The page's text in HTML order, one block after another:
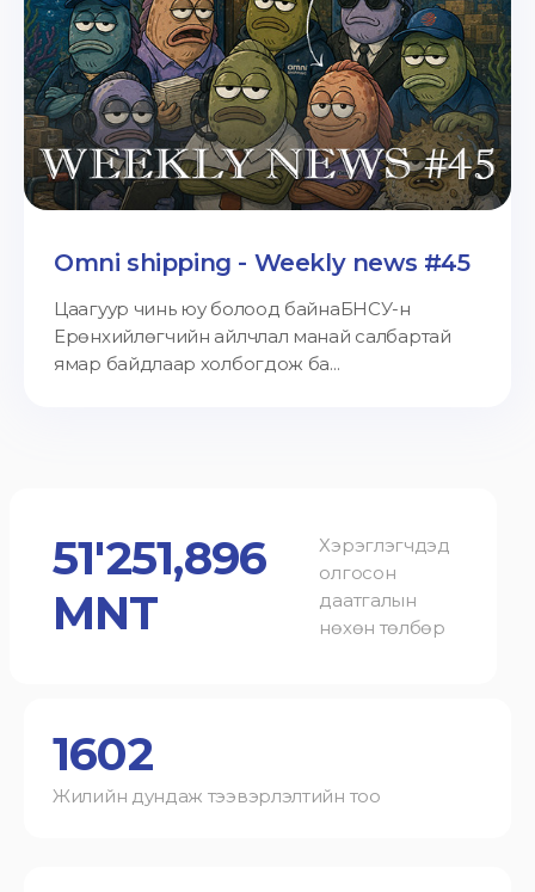
Omni shipping - Weekly news #45
Цаагуур чинь юу болоод байнаБНСУ-н
Ерөнхийлөгчийн айлчлал манай салбартай
ямар байдлаар холбогдож ба...
51'251,896
MNT
Хэрэглэгчдэд
олгосон
даатгалын
нөхөн төлбөр
1602
Жилийн дундаж тээвэрлэлтийн тоо